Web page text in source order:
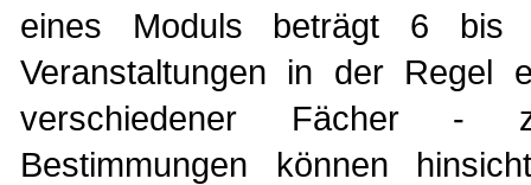
eines Moduls beträgt 6
Veranstaltungen in der Regel
verschiedener Fächer -
Bestimmungen können